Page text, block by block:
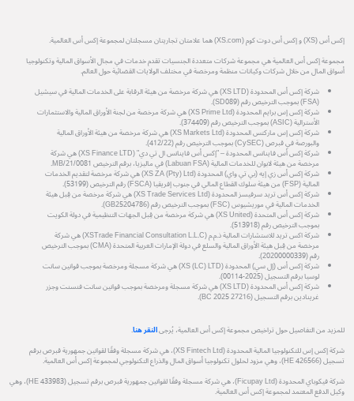
إكس أس (XS) و إكس أس دوت كوم (XS.com) هما علامتان تجاريتان مسجلتان لمجموعة إكس أس العالمية.
مجموعة إكس أس العالمية هي مجموعة شركات متعددة الجنسيات تقدم خدمات في مجال الأسواق المالية وتكنولوجيا
أسواق المال من خلال شركات وكيانات منظمة ومرخصة في مختلف الولايات القضائية حول العالم.
شركة إكس أس المحدودة (XS LTD) هي شركة مرخصة من هيئة الرقابة على الخدمات المالية في سيشيل
(FSA) بموجب الترخيص رقم (SD089).
شركة إكس إس برايم المحدودة (XS Prime Ltd) هي شركة مرخصة من لجنة الأوراق المالية والاستثمارات
الأسترالية (ASIC) بموجب الترخيص رقم (374409).
شركة إكس إس ماركتس المحدودة (XS Markets Ltd) هي شركة مرخصة من هيئة الأوراق المالية
والبورصة في قبرص (CySEC) بموجب الترخيص رقم (412/22).
شركة إكس أس فاينانس المحدودة – "إكس أس فاينانس ال تي دي" (XS Finance LTD) هي شركة
مرخصة من هيئة لابوان للخدمات المالية (Labuan FSA) في ماليزيا، برقم الترخيص MB/21/0081.
شركة إكس أس زي إيه (بي تي واي) المحدودة (XS ZA (Pty) Ltd) هي شركة مرخصة لتقديم الخدمات
المالية (FSP) من هيئة سلوك القطاع المالي في جنوب إفريقيا (FSCA) رقم الترخيص (53199).
شركة إكس أس تريد سرفيسز المحدودة (XS Trade Services Ltd) هي شركة مرخصة من قِبل هيئة
الخدمات المالية في موريشيوس (FSC) بموجب الترخيص رقم (GB25204786).
شركة إكس أس المتحدة (XS United) هي شركة مرخصة من قِبل الجهات التنظيمية في دولة الكويت
بموجب الترخيص رقم (513918).
شركة اكس تريد للاستشارات المالية ذ.م.م (XSTrade Financial Consultation L.L.C) هي شركة
مرخصة من قِبل هيئة الأوراق المالية والسلع في دولة الإمارات العربية المتحدة (CMA) بموجب الترخيص
رقم (20200000339).
شركة إكس أس (إل سي) المحدودة (XS (LC) LTD) هي شركة مسجلة ومرخصة بموجب قوانين سانت
لوسيا برقم التسجيل (2025-00114).
شركة إكس أس المحدودة (XS LTD) هي شركة مسجلة ومرخصة بموجب قوانين سانت فنسنت وجزر
غرينادين برقم التسجيل (27216 BC 2025).
للمزيد من التفاصيل حول تراخيص مجموعة إكس أس العالمية، يُرجىالنقر هنا.
شركة إكس إس للتكنولوجيا المالية المحدودة (XS Fintech Ltd)، هي شركة مسجلة وفقًا لقوانين جمهورية قبرص برقم
تسجيل (HE 426566)، وهي مزود لحلول تكنولوجيا أسواق المال والذراع التكنولوجي لمجموعة إكس أس العالمية.
شركة فيكوباي المحدودة (Ficupay Ltd)، هي شركة مسجلة وفقًا لقوانين جمهورية قبرص برقم تسجيل (HE 433983)، وهي
وكيل الدفع المعتمد لمجموعة إكس أس العالمية.